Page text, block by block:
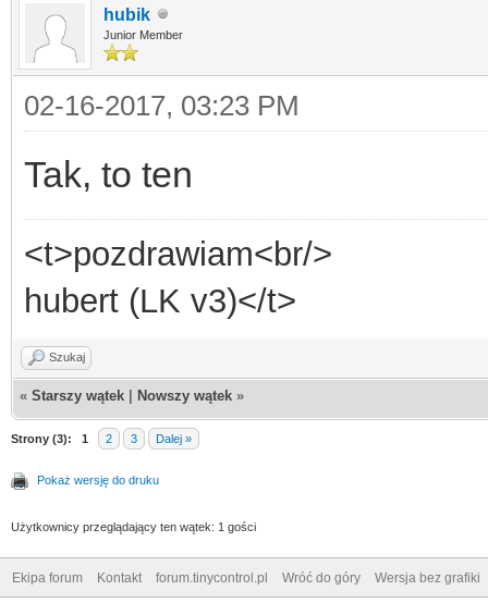
hubik
Junior Member
02-16-2017, 03:23 PM
Tak, to ten
<t>pozdrawiam<br/>
hubert (LK v3)</t>
Szukaj
« Starszy wątek Nowszy wątek »
Strony (3): 1 2 3 Dalej »
Pokaż wersję do druku
Użytkownicy przeglądający ten wątek: 1 gości
Ekipa forum Kontakt forum.tinycontrol.pl Wróć do góry Wersja bez grafiki